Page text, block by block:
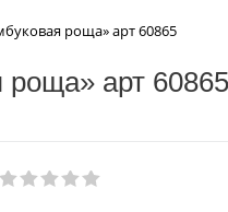
роща» арт 60865
роща» арт